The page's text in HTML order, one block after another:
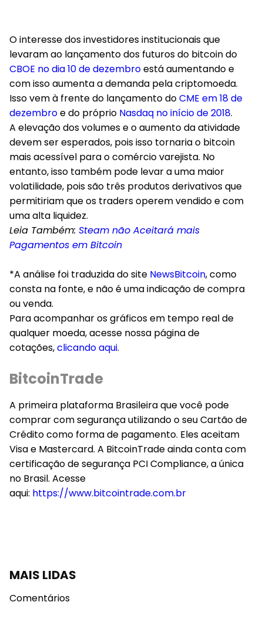
O interesse dos investidores institucionais que
levaram ao lançamento dos futuros do bitcoin do
CBOE no dia 10 de dezembroestá aumentando e
com isso aumenta a demanda pela criptomoeda.
Isso vem à frente do lançamento doCME em 18 de
dezembroe do próprio Nasdaq no início de 2018.
A elevação dos volumes e o aumento da atividade
devem ser esperados, pois isso tornaria o bitcoin
mais acessível para o comércio varejista. No
entanto, isso também pode levar a uma maior
volatilidade, pois são três produtos derivativos que
permitiriam que os traders operem vendido e com
uma alta liquidez.
Leia Também: Steam não Aceitará mais
Pagamentos em Bitcoin
*A análise foi traduzida do site NewsBitcoin, como
consta na fonte, e não é uma indicação de compra
ou venda.
Para acompanhar os gráficos em tempo real de
qualquer moeda, acesse nossa página de
cotações,clicando aqui.
BitcoinTrade
A primeira plataforma Brasileira que você pode
comprar com segurança utilizando o seu Cartão de
Crédito como forma de pagamento. Eles aceitam
Visa e Mastercard. A BitcoinTrade ainda conta com
certificação de segurança PCI Compliance, a única
no Brasil. Acesse
aqui: https://www.bitcointrade.com.br
MAIS LIDAS
Comentários